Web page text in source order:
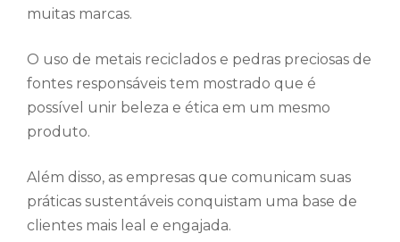
muitas marcas.
O uso de metais reciclados e pedras preciosas de
fontes responsáveis tem mostrado que é
possível unir beleza e ética em um mesmo
produto.
Além disso, as empresas que comunicam suas
práticas sustentáveis conquistam uma base de
clientes mais leal e engajada.